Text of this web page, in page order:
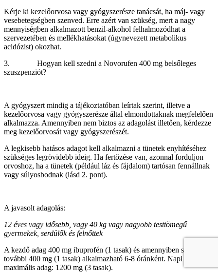
Kérje ki kezelőorvosa vagy gyógyszerésze tanácsát, ha máj- vagy
vesebetegségben szenved. Erre azért van szükség, mert a nagy
mennyiségben alkalmazott benzil-alkohol felhalmozódhat a
szervezetében és mellékhatásokat (úgynevezett metabolikus
acidózist) okozhat.
3. Hogyan kell szedni a Novorufen 400 mg belsőleges
szuszpenziót?
A gyógyszert mindig a tájékoztatóban leírtak szerint, illetve a
kezelőorvosa vagy gyógyszerésze által elmondottaknak megfelelően
alkalmazza. Amennyiben nem biztos az adagolást illetően, kérdezze
meg kezelőorvosát vagy gyógyszerészét.
A legkisebb hatásos adagot kell alkalmazni a tünetek enyhítéséhez
szükséges legrövidebb ideig. Ha fertőzése van, azonnal forduljon
orvoshoz, ha a tünetek (például láz és fájdalom) tartósan fennállnak
vagy súlyosbodnak (lásd 2. pont).
A javasolt adagolás:
12 éves vagy idősebb, vagy 40 kg vagy nagyobb testtömegű
gyermekek, serdülők és felnőttek
A kezdő adag 400 mg ibuprofén (1 tasak) és amennyiben szükséges,
további 400 mg (1 tasak) alkalmazható 6-8 óránként. Napi
maximális adag: 1200 mg (3 tasak).